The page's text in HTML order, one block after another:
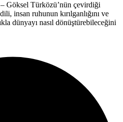
Türközü’nün çevirdiği
insan ruhunun kırılganlığını ve
dünyayı nasıl dönüştürebileceğini